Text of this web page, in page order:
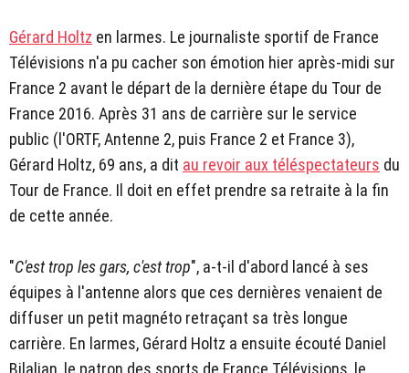
Gérard Holtz en larmes. Le journaliste sportif de France
Télévisions n'a pu cacher son émotion hier après-midi sur
France 2 avant le départ de la dernière étape du Tour de
France 2016. Après 31 ans de carrière sur le service
public (l'ORTF, Antenne 2, puis France 2 et France 3),
Gérard Holtz, 69 ans, a dit au revoir aux téléspectateurs du
Tour de France. Il doit en effet prendre sa retraite à la fin
de cette année.
"C'est trop les gars, c'est trop", a-t-il d'abord lancé à ses
équipes à l'antenne alors que ces dernières venaient de
diffuser un petit magnéto retraçant sa très longue
carrière. En larmes, Gérard Holtz a ensuite écouté Daniel
Bilalian, le patron des sports de France Télévisions, le